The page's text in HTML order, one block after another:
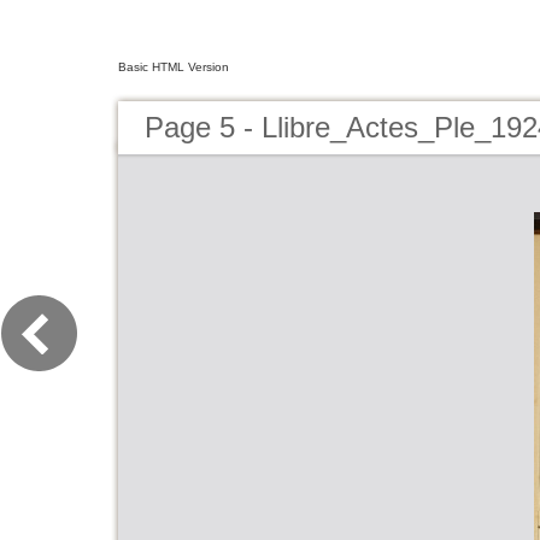
Basic HTML Version
Page 5 -